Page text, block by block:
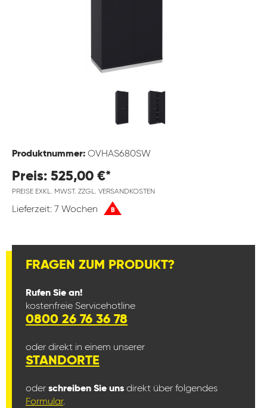
Produktnummer: OVHAS680SW
Preis: 525,00 €*
PREISE EXKL. MWST. ZZGL. VERSANDKOSTEN
Lieferzeit: 7 Wochen B
FRAGEN ZUM PRODUKT?
Rufen Sie an!
kostenfreie Servicehotline
0800 26 76 36 78
oder direkt in einem unserer
STANDORTE
oder schreiben Sie uns direkt über folgendes
Formular.